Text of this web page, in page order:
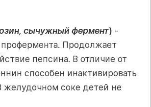
сычужный фермент) -
профермента. Продолжает
пепсина. В отличие от
способен инактивировать
желудочном соке детей не